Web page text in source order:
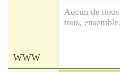
Aucun de
tous, ensemble.
WWW